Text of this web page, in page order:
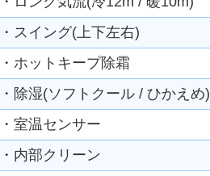
・スイング(上下左右)
・ホットキープ除霜
・除湿(ソフトクール / ひかえめ)
・室温センサー
・内部クリーン